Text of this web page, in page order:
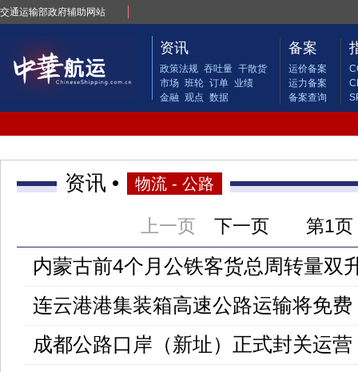
交通运输部政府辅助网站
资讯
政策法规 吞吐量 干散货
市场 班轮 订单 业绩
金融 观点 数据
备案
运价备案
运力备案
备案查询
资讯 • 物流 - 公路
上一页 下一页 第1
内蒙古前4个月公铁客货总周转量双
连云港港集装箱高速公路运输将免费
成都公路口岸（新址）正式封关运营